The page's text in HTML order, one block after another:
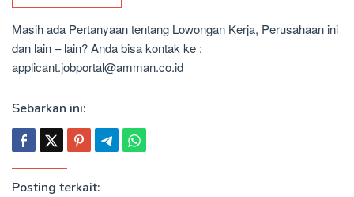
Masih ada Pertanyaan tentang Lowongan Kerja, Perusahaan ini
dan lain – lain? Anda bisa kontak ke :
applicant.jobportal@amman.co.id
Sebarkan ini:
Posting terkait: